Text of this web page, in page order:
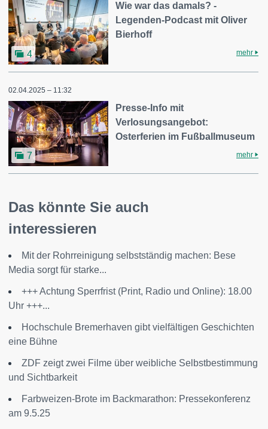
4
Wie war das damals? -
Legenden-Podcast mit Oliver
Bierhoff
mehr
02.04.2025 – 11:32
7
Presse-Info mit
Verlosungsangebot:
Osterferien im Fußballmuseum
mehr
Das könnte Sie auch
interessieren
Mit der Rohrreinigung selbstständig machen: Bese
Media sorgt für starke...
+++ Achtung Sperrfrist (Print, Radio und Online): 18.00
Uhr +++...
Hochschule Bremerhaven gibt vielfältigen Geschichten
eine Bühne
ZDF zeigt zwei Filme über weibliche Selbstbestimmung
und Sichtbarkeit
Farbweizen-Brote im Backmarathon: Pressekonferenz
am 9.5.25